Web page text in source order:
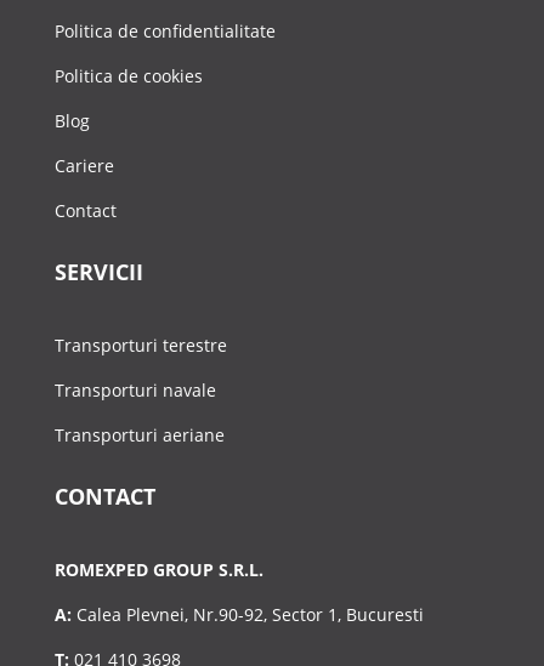
Politica de confidentialitate
Politica de cookies
Blog
Cariere
Contact
SERVICII
Transporturi terestre
Transporturi navale
Transporturi aeriane
CONTACT
ROMEXPED GROUP S.R.L.
A: Calea Plevnei, Nr.90-92, Sector 1, Bucuresti
T: 021 410 3698